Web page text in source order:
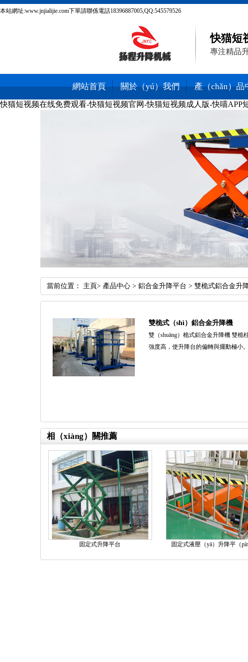
本站網址:www.jnjialijie.com下單請聯係電話18396887005,QQ:545579526
快猫短
專注精品
網站首頁 關於（yú）我們 產（chǎn）品
熱銷產品 聯係我們
快猫短视频在线免费观看-快猫短视频官网-快猫短视频成人版-快喵APP
當前位置： 主頁> 產品中心 > 鋁合金升降平台 > 雙桅式鋁合金升
雙桅式（shì）鋁合金升降機
雙（shuāng）桅式鋁合金升降機 雙
強度高，使升降台的偏轉與擺動極小
相（xiàng）關推薦
固定式升降平台 固定式液壓（yā）升降平（